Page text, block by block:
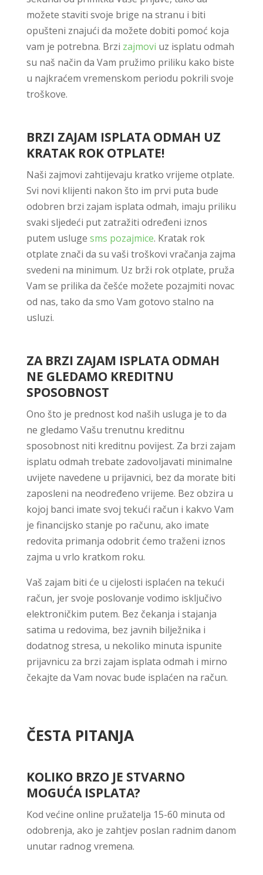
možete staviti svoje brige na stranu i biti
opušteni znajući da možete dobiti pomoć koja
vam je potrebna. Brzi zajmovi uz isplatu odmah
su naš način da Vam pružimo priliku kako biste
u najkraćem vremenskom periodu pokrili svoje
troškove.
BRZI ZAJAM ISPLATA ODMAH UZ
KRATAK ROK OTPLATE!
Naši zajmovi zahtijevaju kratko vrijeme otplate.
Svi novi klijenti nakon što im prvi puta bude
odobren brzi zajam isplata odmah, imaju priliku
svaki sljedeći put zatražiti određeni iznos
putem usluge sms pozajmice. Kratak rok
otplate znači da su vaši troškovi vračanja zajma
svedeni na minimum. Uz brži rok otplate, pruža
Vam se prilika da češće možete pozajmiti novac
od nas, tako da smo Vam gotovo stalno na
usluzi.
ZA BRZI ZAJAM ISPLATA ODMAH
NE GLEDAMO KREDITNU
SPOSOBNOST
Ono što je prednost kod naših usluga je to da
ne gledamo Vašu trenutnu kreditnu
sposobnost niti kreditnu povijest. Za brzi zajam
isplatu odmah trebate zadovoljavati minimalne
uvijete navedene u prijavnici, bez da morate biti
zaposleni na neodređeno vrijeme. Bez obzira u
kojoj banci imate svoj tekući račun i kakvo Vam
je financijsko stanje po računu, ako imate
redovita primanja odobrit ćemo traženi iznos
zajma u vrlo kratkom roku.
Vaš zajam biti će u cijelosti isplaćen na tekući
račun, jer svoje poslovanje vodimo isključivo
elektroničkim putem. Bez čekanja i stajanja
satima u redovima, bez javnih bilježnika i
dodatnog stresa, u nekoliko minuta ispunite
prijavnicu za brzi zajam isplata odmah i mirno
čekajte da Vam novac bude isplaćen na račun.
ČESTA PITANJA
KOLIKO BRZO JE STVARNO
MOGUĆA ISPLATA?
Kod većine online pružatelja 15-60 minuta od
odobrenja, ako je zahtjev poslan radnim danom
unutar radnog vremena.